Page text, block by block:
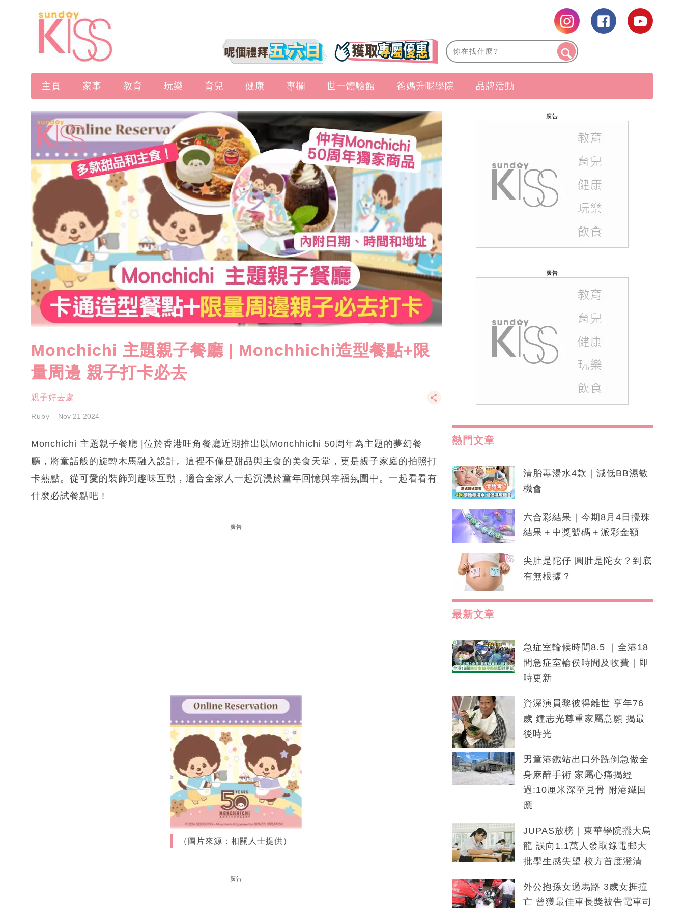
主頁 家事 教育 玩樂 育兒 健康 專欄 世一體驗館 爸媽升呢學院 品牌活動
Monchichi 主題親子餐廳 | Monchhichi造型餐點+限
量周邊 親子打卡必去
親子好去處
Ruby Nov 21 2024
Monchichi 主題親子餐廳 |位於香港旺角餐廳近期推出以Monchhichi 50周年為主題的夢幻餐
廳，將童話般的旋轉木馬融入設計。這裡不僅是甜品與主食的美食天堂，更是親子家庭的拍照打
卡熱點。從可愛的裝飾到趣味互動，適合全家人一起沉浸於童年回憶與幸福氛圍中。一起看看有
什麼必試餐點吧 !
廣告
（圖片來源：相關人士提供）
廣告
廣告
廣告
熱門文章
清胎毒湯水4款｜減低BB濕敏
機會
六合彩結果｜今期8月4日攪珠
結果＋中獎號碼＋派彩金額
尖肚是陀仔 圓肚是陀女？到底
有無根據？
最新文章
急症室輪候時間8.5 ｜全港18
間急症室輪侯時間及收費｜即
時更新
資深演員黎彼得離世 享年76
歲 鍾志光尊重家屬意願 揭最
後時光
男童港鐵站出口外跣倒急做全
身麻醉手術 家屬心痛揭經
過:10厘米深至見骨 附港鐵回
應
JUPAS放榜｜東華學院擺大烏
龍 誤向1.1萬人發取錄電郵大
批學生感失望 校方首度澄清
外公抱孫女過馬路 3歲女捱撞
亡 曾獲最佳車長獎被告電車司